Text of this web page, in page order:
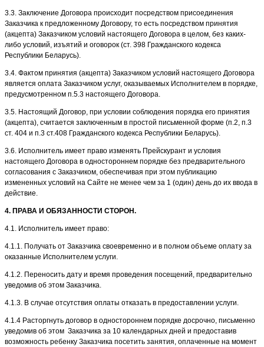
3.3. Заключение Договора происходит посредством присоединения
Заказчика к предложенному Договору, то есть посредством принятия
(акцепта) Заказчиком условий настоящего Договора в целом, без каких-
либо условий, изъятий и оговорок (ст. 398 Гражданского кодекса
Республики Беларусь).
3.4. Фактом принятия (акцепта) Заказчиком условий настоящего Договора
является оплата Заказчиком услуг, оказываемых Исполнителем в порядке,
предусмотренном п.5.3 настоящего Договора.
3.5. Настоящий Договор, при условии соблюдения порядка его принятия
(акцепта), считается заключенным в простой письменной форме (п.2, п.3
ст. 404 и п.3 ст.408 Гражданского кодекса Республики Беларусь).
3.6. Исполнитель имеет право изменять Прейскурант и условия
настоящего Договора в одностороннем порядке без предварительного
согласования с Заказчиком, обеспечивая при этом публикацию
измененных условий на Сайте не менее чем за 1 (один) день до их ввода в
действие.
4. ПРАВА И ОБЯЗАННОСТИ СТОРОН.
4.1. Исполнитель имеет право:
4.1.1. Получать от Заказчика своевременно и в полном объеме оплату за
оказанные Исполнителем услуги.
4.1.2. Переносить дату и время проведения посещений, предварительно
уведомив об этом Заказчика.
4.1.3. В случае отсутствия оплаты отказать в предоставлении услуги.
4.1.4 Расторгнуть договор в одностороннем порядке досрочно, письменно
уведомив об этом Заказчика за 10 календарных дней и предоставив
возможность ребенку Заказчика посетить занятия, оплаченные на момент